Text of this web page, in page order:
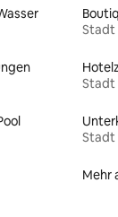
Stadt
Stadt
Stadt
Mehr